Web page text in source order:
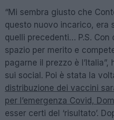
“Mi sembra giusto che
questo nuovo incarico, era
quelli precedenti… P.S. Con
spazio per merito e
pagarne il prezzo è
sui social. Poi è stata la
distribuzione dei vaccini
per l’emergenza Covid,
esser certi del ‘risultato’.